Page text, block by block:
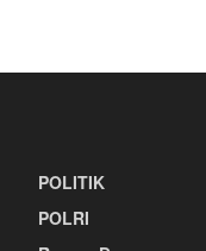
POLITIK
POLRI